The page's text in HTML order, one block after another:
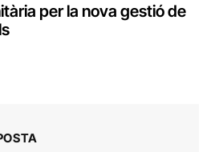
per la nova gestió de